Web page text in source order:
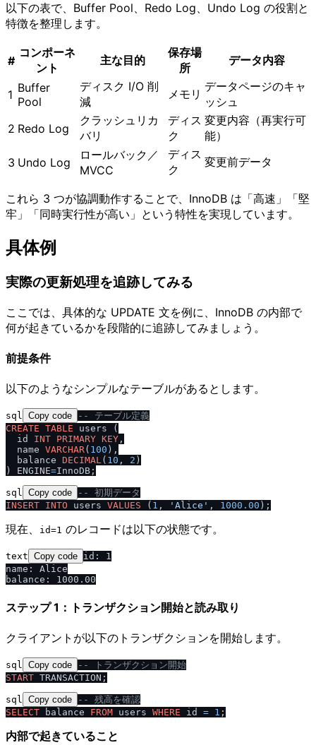
以下の表で、Buffer Pool、Redo Log、Undo Log の役割と
特徴を整理します。
#
コンポーネ
ント
主な目的
保存場
所
データ内容
1 Buffer
Pool
ディスク I/O 削
減
メモリ
データページのキャ
ッシュ
2 Redo Log
クラッシュリカ
バリ
ディス
ク
変更内容（再実行可
能）
3 Undo Log
ロールバック／
MVCC
ディス
ク
変更前データ
これら 3 つが協調動作することで、InnoDB は「高速」「堅
牢」「同時実行性が高い」という特性を実現しています。
具体例
実際の更新処理を追跡してみる
ここでは、具体的な UPDATE 文を例に、InnoDB の内部で
何が起きているかを段階的に追跡してみましょう。
前提条件
以下のようなシンプルなテーブルがあるとします。
sql Copy code
-- テーブル定義
CREATE TABLE users (
  id
INT PRIMARY KEY ,
  name
VARCHAR( 100 ),
  balance
DECIMAL( 10 , 2 )
) ENGINE=
sql Copy code
-- 初期データ
INSERT INTO users VALUES ( 1 , 'Alice' , 1000.00
現在、 id=1 のレコードは以下の状態です。
text Copy code id: 1
name: Alice
ステップ 1：トランザクション開始と読み取り
クライアントが以下のトランザクションを開始します。
sql Copy code
-- トランザクション開始
START
sql Copy code
-- 残高を確認
SELECT balance FROM users WHERE id = 1
内部で起きていること